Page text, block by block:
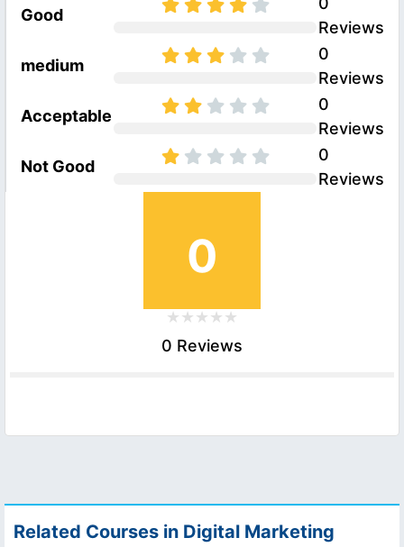
Good
Reviews
medium
0
Reviews
Acceptable
0
Reviews
Not Good
0
Reviews
0
0 Reviews
Related Courses in Digital Marketing